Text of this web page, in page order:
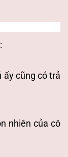
ấy cũng có trả
nhiên của cô